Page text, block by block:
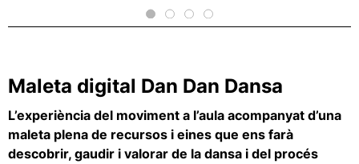
Maleta digital Dan Dan Dansa
L’experiència del moviment a l’aula acompanyat d’una
maleta plena de recursos i eines que ens farà
descobrir, gaudir i valorar de la dansa i del procés